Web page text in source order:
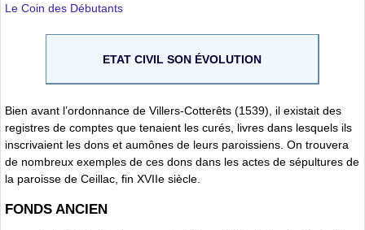
Le Coin des Débutants
ETAT CIVIL SON ÉVOLUTION
Bien avant l’ordonnance de Villers-Cotterêts (1539), il existait des
registres de comptes que tenaient les curés, livres dans lesquels ils
inscrivaient les dons et aumônes de leurs paroissiens. On trouvera
de nombreux exemples de ces dons dans les actes de sépultures de
la paroisse de Ceillac, fin XVIIe siècle.
FONDS ANCIEN